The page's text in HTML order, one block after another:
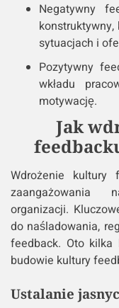
Negatywny
sytuacjach i
Pozytywny
wkładu
motywację.
Jak
Wdrożenie kultury
zaangażowania
organizacji.
do naśladowania,
feedback. Oto
budowie kultury
Ustalanie